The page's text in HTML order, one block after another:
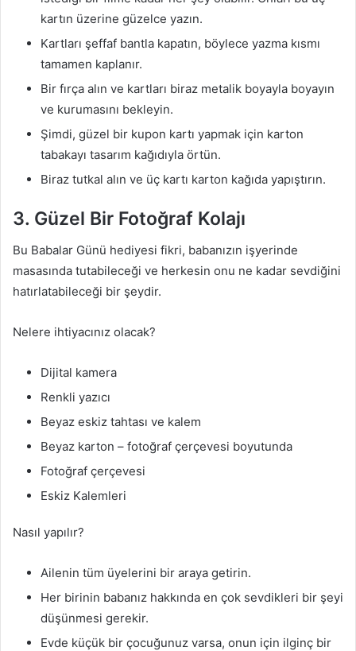
kartın üzerine güzelce yazın.
Kartları şeffaf bantla kapatın, böylece yazma kısmı
tamamen kaplanır.
Bir fırça alın ve kartları biraz metalik boyayla boyayın
ve kurumasını bekleyin.
Şimdi, güzel bir kupon kartı yapmak için karton
tabakayı tasarım kağıdıyla örtün.
Biraz tutkal alın ve üç kartı karton kağıda yapıştırın.
3. Güzel Bir Fotoğraf Kolajı
Bu Babalar Günü hediyesi fikri, babanızın işyerinde
masasında tutabileceği ve herkesin onu ne kadar sevdiğini
hatırlatabileceği bir şeydir.
Nelere ihtiyacınız olacak?
Dijital kamera
Renkli yazıcı
Beyaz eskiz tahtası ve kalem
Beyaz karton – fotoğraf çerçevesi boyutunda
Fotoğraf çerçevesi
Eskiz Kalemleri
Nasıl yapılır?
Ailenin tüm üyelerini bir araya getirin.
Her birinin babanız hakkında en çok sevdikleri bir şeyi
düşünmesi gerekir.
Evde küçük bir çocuğunuz varsa, onun için ilginç bir